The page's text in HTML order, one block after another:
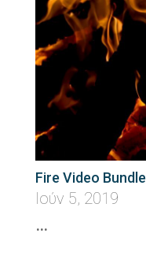
Fire Video Bundle
Ιούν 5, 2019
…